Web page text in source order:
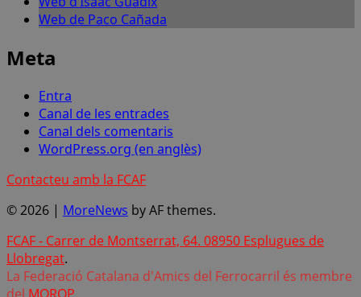
Web de Paco Cañada
Meta
Entra
Canal de les entrades
Canal dels comentaris
WordPress.org (en anglès)
Contacteu amb la FCAF
© 2026 | MoreNews by AF themes.
FCAF - Carrer de Montserrat, 64. 08950 Esplugues de
Llobregat.
La Federació Catalana d'Amics del Ferrocarril és membre